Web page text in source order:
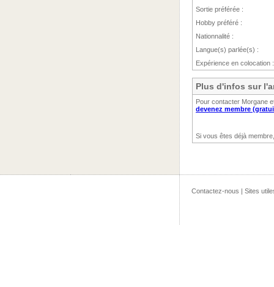
Sortie préférée :
Hobby préféré :
Nationnalité :
Langue(s) parlée(s) :
Expérience en colocation :
Plus d'infos sur
Pour contacter Morgane
devenez membre
Si vous êtes déjà
Contactez-nous | Sites